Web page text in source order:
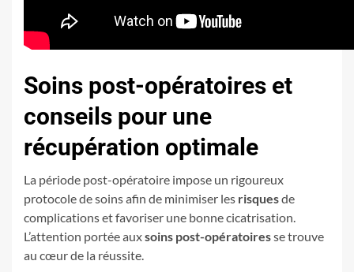
Soins post-opératoires et
conseils pour une
récupération optimale
La période post-opératoire impose un rigoureux
protocole de soins afin de minimiser les risquesde
complications et favoriser une bonne cicatrisation.
L’attention portée auxsoins post-opératoiresse trouve
au cœur de la réussite.